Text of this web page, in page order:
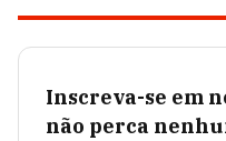
Inscreva-se em
não perca